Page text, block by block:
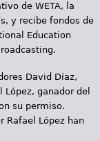
de WETA, la
y recibe fondos de
Education
David Díaz,
ganador del
su permiso.
Rafael López han